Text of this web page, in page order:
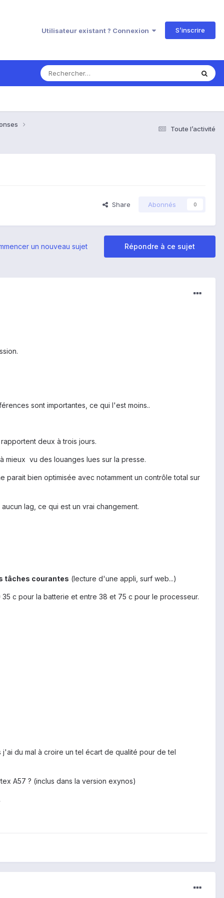
Utilisateur existant ? Connexion S’inscrire
Toute l’activité
Share Abonnés 0
Répondre à ce sujet
un nouveau sujet
sont importantes, ce qui l'est moins..
deux à trois jours.
mieux vu des louanges lues sur la presse.
parait bien optimisée avec notamment un contrôle total sur
lag, ce qui est un vrai changement.
tâches courantes (lecture d'une appli, surf web...)
c pour la batterie et entre 38 et 75 c pour le processeur.
du mal à croire un tel écart de qualité pour de tel
A57 ? (inclus dans la version exynos)